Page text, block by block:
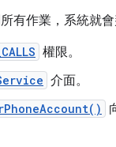
有作業，系統就
權限。
介面。